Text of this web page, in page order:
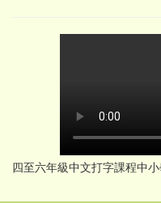
四至六年級中文打字課程中